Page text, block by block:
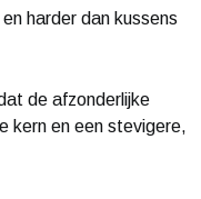
harder dan kussens
de afzonderlijke
kern en een stevigere,